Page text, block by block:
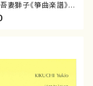
妻獅子《箏曲楽譜》
雄著・宮城宗家監修/
譜）